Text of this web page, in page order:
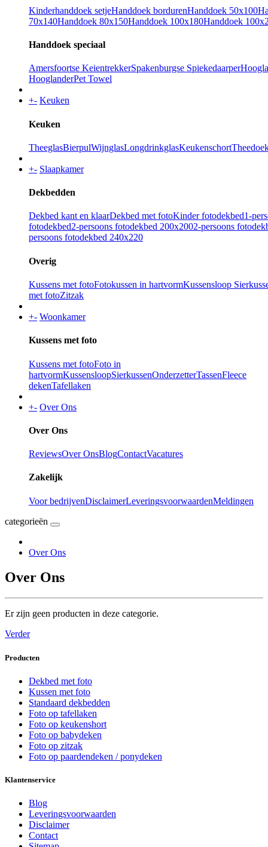
Kinderhanddoek setjeHanddoek bordurenHanddoek 50x100
70x140Handdoek 80x150Handdoek 100x180Handdoek
Handdoek speciaal
Amersfoortse KeientrekkerSpakenburgse Spiekedaarper
HooglanderPet Towel
+- Keuken
Keuken
TheeglasBierpulWijnglasLongdrinkglasKeukenschort
+- Slaapkamer
Dekbedden
Dekbed kant en klaarDekbed met fotoKinder fotodekbed1-
fotodekbed2-persoons fotodekbed 200x2002-persoons
persoons fotodekbed 240x220
Overig
Kussens met fotoFotokussen in hartvormKussensloop
met fotoZitzak
+- Woonkamer
Kussens met foto
Kussens met fotoFoto in
hartvormKussensloopSierkussenOnderzetterTassenFleece
dekenTafellaken
+- Over Ons
Over Ons
ReviewsOver OnsBlogContactVacatures
Zakelijk
Voor bedrijvenDisclaimerLeveringsvoorwaardenMeldingen
categorieën
Over Ons
Over Ons
Er zijn geen producten in deze categorie.
Verder
Producten
Dekbed met foto
Kussen met foto
Standaard dekbedden
Foto op tafellaken
Foto op keukenshort
Foto op babydeken
Foto op zitzak
Foto op paardendeken / ponydeken
Klantenservice
Blog
Leveringsvoorwaarden
Disclaimer
Contact